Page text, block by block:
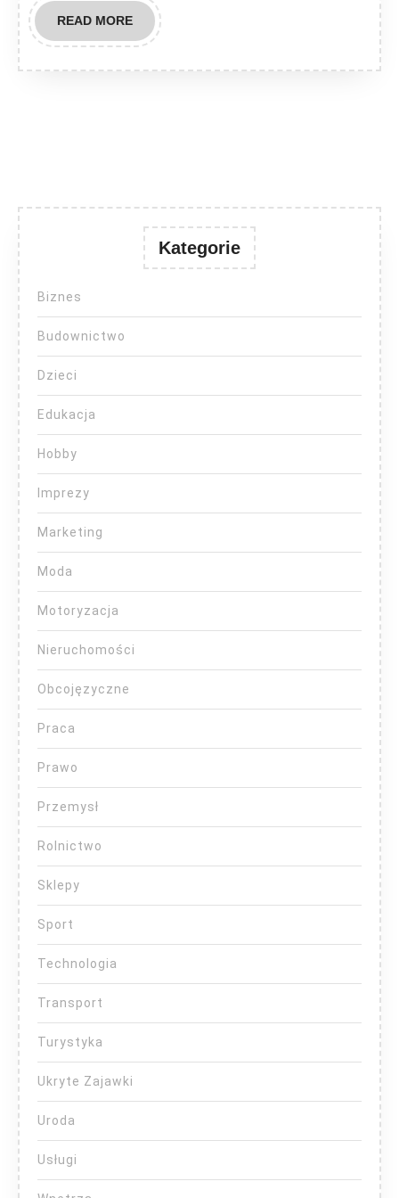
READ MOREREAD
MORE
Kategorie
Biznes
Budownictwo
Dzieci
Edukacja
Hobby
Imprezy
Marketing
Moda
Motoryzacja
Nieruchomości
Obcojęzyczne
Praca
Prawo
Przemysł
Rolnictwo
Sklepy
Sport
Technologia
Transport
Turystyka
Ukryte Zajawki
Uroda
Usługi